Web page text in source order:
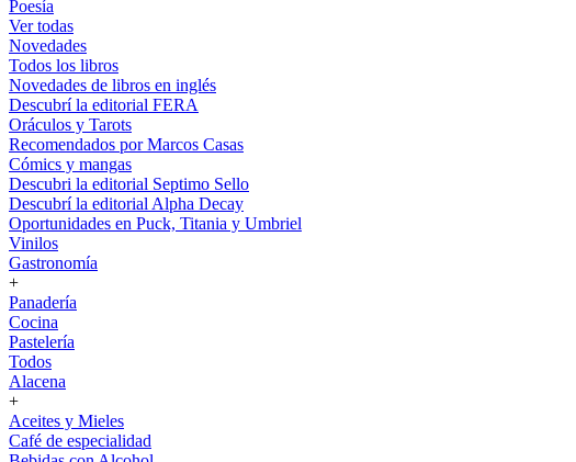
Poesía
Ver todas
Novedades
Todos los libros
Novedades de libros en inglés
Descubrí la editorial FERA
Oráculos y Tarots
Recomendados por Marcos Casas
Cómics y mangas
Descubri la editorial Septimo Sello
Descubrí la editorial Alpha Decay
Oportunidades en Puck, Titania y Umbriel
Vinilos
Gastronomía
+
Panadería
Cocina
Pastelería
Todos
Alacena
+
Aceites y Mieles
Café de especialidad